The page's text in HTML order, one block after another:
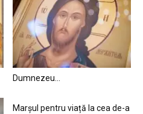
Dumnezeu…
Marșul pentru viață la cea de-a